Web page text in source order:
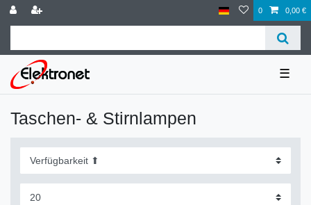
0 0,00 €
☰
Taschen- & Stirnlampen